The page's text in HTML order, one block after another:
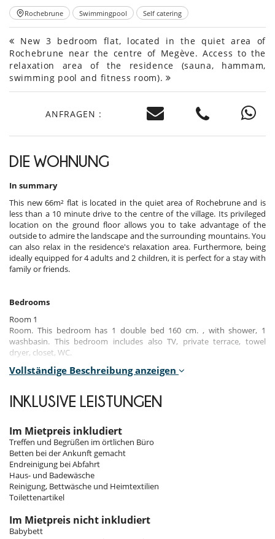
Rochebrune Swimmingpool Self catering
New 3 bedroom flat, located in the quiet area of
Rochebrune near the centre of Megève. Access to the
relaxation area of the residence (sauna, hammam,
swimming pool and fitness room).
ANFRAGEN :
DIE WOHNUNG
In summary
This new 66m² flat is located in the quiet area of Rochebrune and is
less than a 10 minute drive to the centre of the village. Its privileged
location on the ground floor allows you to take advantage of the
outside to admire the landscape and the surrounding mountains. You
can also relax in the residence's relaxation area. Furthermore, being
ideally equipped for 4 adults and 2 children, it is perfect for a stay with
family or friends.
Bedrooms
Room 1
Room. This bedroom has 1 double bed 160 cm. , with shower, 1
washbasin. This bedroom includes also TV, private terrace, towel
dryer, closet, WC.
Room 2
also closet.
Room. This bedroom has 2 single bed 90 cm. This bedroom includes
also closet.
Indoors & Outdoors​
The decoration of this flat, both modern and authentic, will seduce its
occupants and give them a change of scenery during their stay.
With 1 bedroom with a double bed, 1 bedroom with 2 separate beds
and a bunk bed, it can accommodate 4 adults and 2 children.
The main living area is perfect for socialising and enjoying a good meal.
Vollständige Beschreibung anzeigen
INKLUSIVE LEISTUNGEN
Im Mietpreis inkludiert
Treffen und Begrüßen im örtlichen Büro
Betten bei der Ankunft gemacht
Endreinigung bei Abfahrt
Haus- und Badewäsche
Reinigung, Bettwäsche und Heimtextilien
Toilettenartikel
Im Mietpreis nicht inkludiert
Babybett